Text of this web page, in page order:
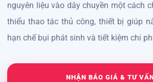
nguyên liệu vào dây chuyền một cách
thiểu thao tác thủ công, thiết bị giúp
hạn chế bụi phát sinh và tiết kiệm chi
NHẬN BÁO GIÁ & TƯ